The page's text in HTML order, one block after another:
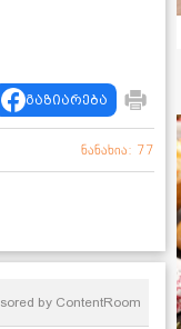
გაზიარება
ნანახია: 77
by ContentRoom